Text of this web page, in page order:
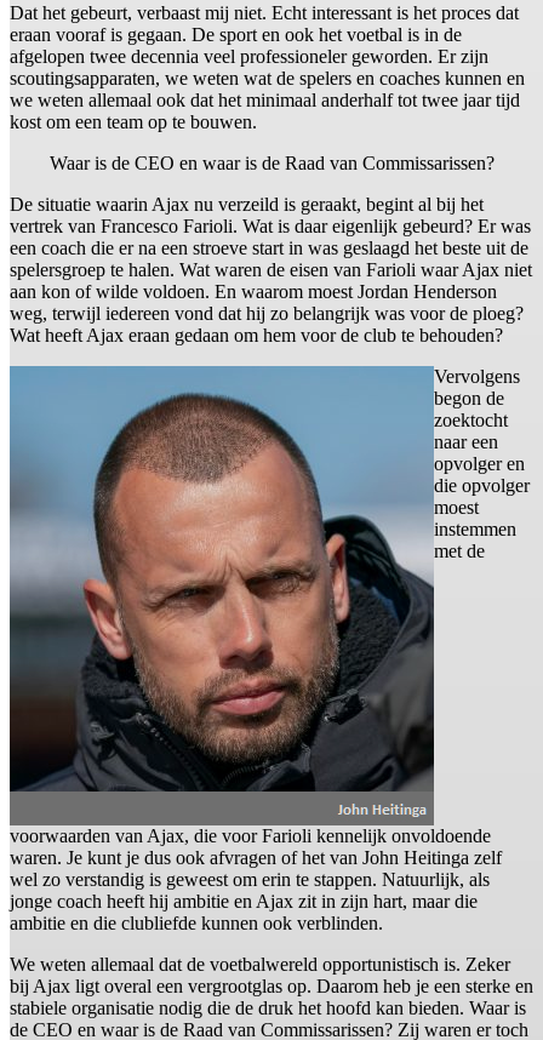
Dat het gebeurt, verbaast mij niet. Echt interessant is het proces dat
eraan vooraf is gegaan. De sport en ook het voetbal is in de
afgelopen twee decennia veel professioneler geworden. Er zijn
scoutingsapparaten, we weten wat de spelers en coaches kunnen en
we weten allemaal ook dat het minimaal anderhalf tot twee jaar tijd
kost om een team op te bouwen.
Waar is de CEO en waar is de Raad van Commissarissen?
De situatie waarin Ajax nu verzeild is geraakt, begint al bij het
vertrek van Francesco Farioli. Wat is daar eigenlijk gebeurd? Er was
een coach die er na een stroeve start in was geslaagd het beste uit de
spelersgroep te halen. Wat waren de eisen van Farioli waar Ajax niet
aan kon of wilde voldoen. En waarom moest Jordan Henderson
weg, terwijl iedereen vond dat hij zo belangrijk was voor de ploeg?
Wat heeft Ajax eraan gedaan om hem voor de club te behouden?
Vervolgens
begon de
zoektocht
naar een
opvolger en
die opvolger
moest
instemmen
met de
voorwaarden van Ajax, die voor Farioli kennelijk onvoldoende
waren. Je kunt je dus ook afvragen of het van John Heitinga zelf
wel zo verstandig is geweest om erin te stappen. Natuurlijk, als
jonge coach heeft hij ambitie en Ajax zit in zijn hart, maar die
ambitie en die clubliefde kunnen ook verblinden.
We weten allemaal dat de voetbalwereld opportunistisch is. Zeker
bij Ajax ligt overal een vergrootglas op. Daarom heb je een sterke en
stabiele organisatie nodig die de druk het hoofd kan bieden. Waar is
de CEO en waar is de Raad van Commissarissen? Zij waren er toch